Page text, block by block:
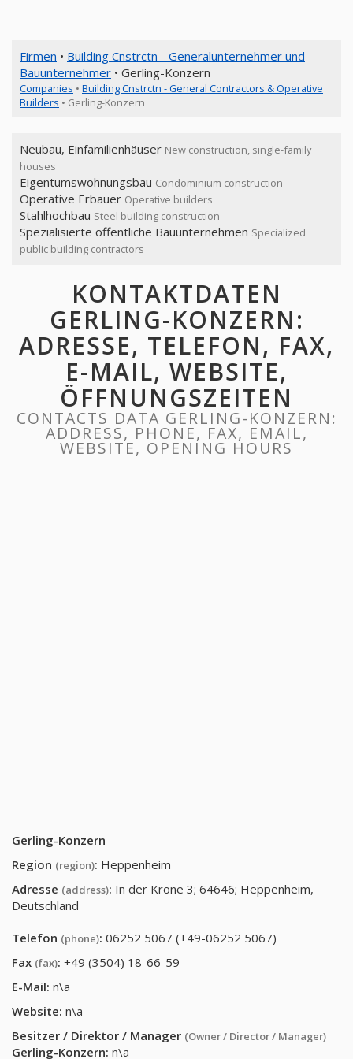
Firmen • Building Cnstrctn - Generalunternehmer und
Bauunternehmer • Gerling-Konzern
Companies • Building Cnstrctn - General Contractors & Operative
Builders • Gerling-Konzern
Neubau, Einfamilienhäuser New construction, single-family
houses
Eigentumswohnungsbau Condominium construction
Operative Erbauer Operative builders
Stahlhochbau Steel building construction
Spezialisierte öffentliche Bauunternehmen Specialized
public building contractors
KONTAKTDATEN
GERLING-KONZERN:
ADRESSE, TELEFON, FAX,
E-MAIL, WEBSITE,
ÖFFNUNGSZEITEN
CONTACTS DATA GERLING-KONZERN:
ADDRESS, PHONE, FAX, EMAIL,
WEBSITE, OPENING HOURS
Gerling-Konzern
Region (region): Heppenheim
Adresse (address): In der Krone 3; 64646; Heppenheim,
Deutschland
Telefon (phone): 06252 5067 (+49-06252 5067)
Fax (fax): +49 (3504) 18-66-59
E-Mail: n\a
Website: n\a
Besitzer / Direktor / Manager (Owner / Director / Manager)
Gerling-Konzern: n\a